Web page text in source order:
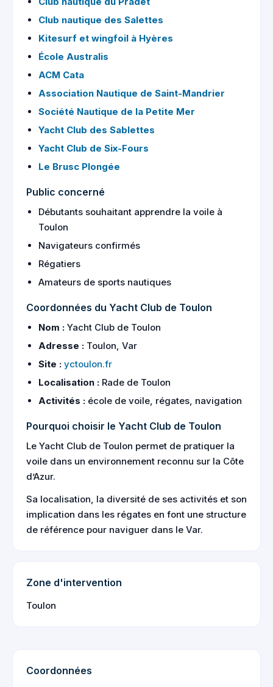
Club nautique des Salettes
Kitesurf et wingfoil à Hyères
École Australis
ACM Cata
Association Nautique de Saint-Mandrier
Société Nautique de la Petite Mer
Yacht Club des Sablettes
Yacht Club de Six-Fours
Le Brusc Plongée
Public concerné
Débutants souhaitant apprendre la voile à
Toulon
Navigateurs confirmés
Régatiers
Amateurs de sports nautiques
Coordonnées du Yacht Club de Toulon
Nom : Yacht Club de Toulon
Adresse : Toulon, Var
Site : yctoulon.fr
Localisation : Rade de Toulon
Activités : école de voile, régates, navigation
Pourquoi choisir le Yacht Club de Toulon
Le Yacht Club de Toulon permet de pratiquer la
voile dans un environnement reconnu sur la Côte
d’Azur.
Sa localisation, la diversité de ses activités et son
implication dans les régates en font une structure
de référence pour naviguer dans le Var.
Zone d'intervention
Toulon
Coordonnées